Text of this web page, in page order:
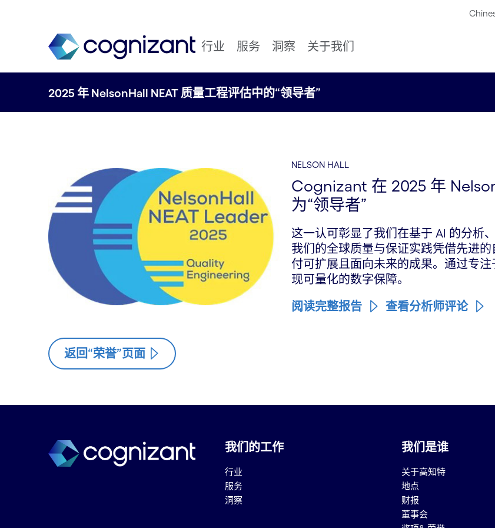
行业 服务 洞察 关于我们
2025 年 NelsonHall NEAT 质量工程评估中的“领导者”
NELSON HALL
Cognizant 在 2025 年
为“领导者”
这一认可彰显了我们在基于 AI 的分析
我们的全球质量与保证实践凭借先进
付可扩展且面向未来的成果。通过专
现可量化的数字保障。
阅读完整报告 查看分析师评论
返回“荣誉”页面
我们的工作
行业
服务
洞察
我们是谁
关于高知特
地点
财报
董事会